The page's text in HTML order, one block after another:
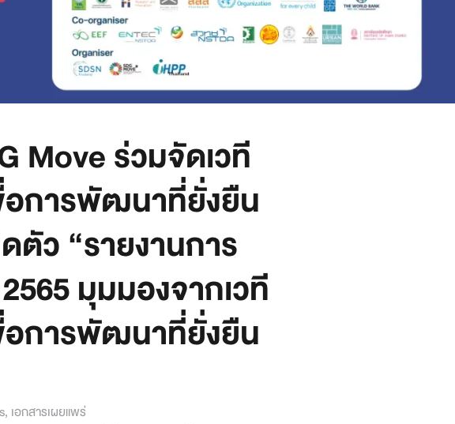
Move ร่วมจัดเวที
อการพัฒนาที่ยั่งยืน
ตัว “รายงานการ
มุมมองจากเวที
อการพัฒนาที่ยั่งยืน
, เอกสารเผยแพร่